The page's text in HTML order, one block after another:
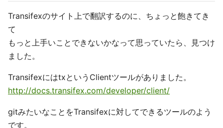
Transifexのサイト上で翻訳するのに、ちょっと飽きてき
て
もっと上手いことできないかなって思っていたら、見つけ
ました。
TransifexにはtxというClientツールがありました。
http://docs.transifex.com/developer/client/
gitみたいなことをTransifexに対してできるツールのよう
です。